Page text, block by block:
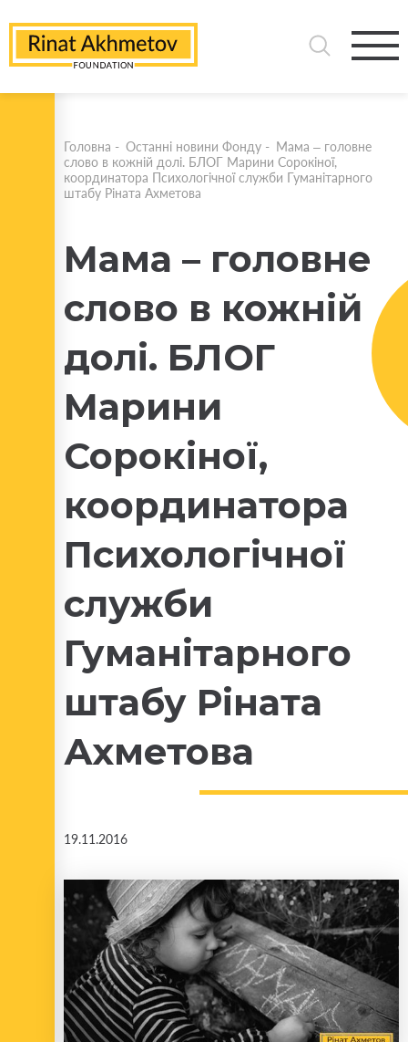
Головна - Останні новини Фонду - Мама – головне
слово в кожній долі. БЛОГ Марини Сорокіної,
координатора Психологічної служби Гуманітарного
штабу Ріната Ахметова
Мама – головне
слово в кожній
долі. БЛОГ
Марини
Сорокіної,
координатора
Психологічної
служби
Гуманітарного
штабу Ріната
Ахметова
19.11.2016